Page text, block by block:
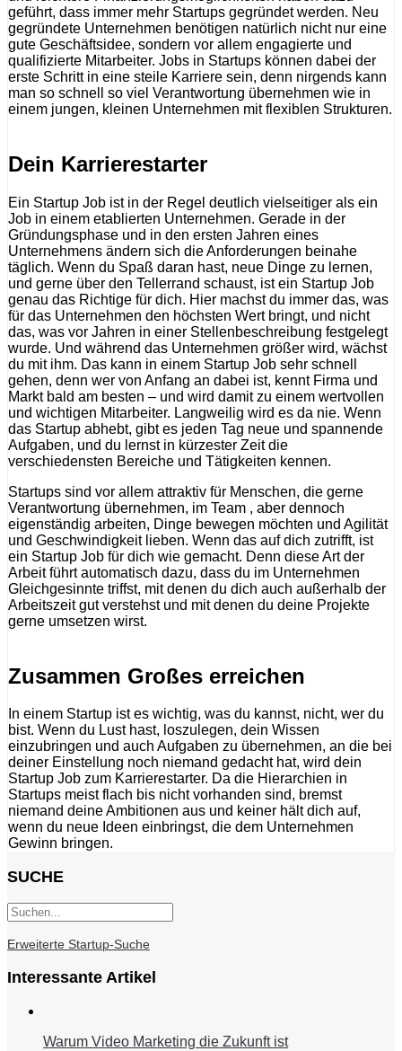
geführt, dass immer mehr Startups gegründet werden. Neu
gegründete Unternehmen benötigen natürlich nicht nur eine
gute Geschäftsidee, sondern vor allem engagierte und
qualifizierte Mitarbeiter. Jobs in Startups können dabei der
erste Schritt in eine steile Karriere sein, denn nirgends kann
man so schnell so viel Verantwortung übernehmen wie in
einem jungen, kleinen Unternehmen mit flexiblen Strukturen.
Dein Karrierestarter
Ein Startup Job ist in der Regel deutlich vielseitiger als ein
Job in einem etablierten Unternehmen. Gerade in der
Gründungsphase und in den ersten Jahren eines
Unternehmens ändern sich die Anforderungen beinahe
täglich. Wenn du Spaß daran hast, neue Dinge zu lernen,
und gerne über den Tellerrand schaust, ist ein Startup Job
genau das Richtige für dich. Hier machst du immer das, was
für das Unternehmen den höchsten Wert bringt, und nicht
das, was vor Jahren in einer Stellenbeschreibung festgelegt
wurde. Und während das Unternehmen größer wird, wächst
du mit ihm. Das kann in einem Startup Job sehr schnell
gehen, denn wer von Anfang an dabei ist, kennt Firma und
Markt bald am besten – und wird damit zu einem wertvollen
und wichtigen Mitarbeiter. Langweilig wird es da nie. Wenn
das Startup abhebt, gibt es jeden Tag neue und spannende
Aufgaben, und du lernst in kürzester Zeit die
verschiedensten Bereiche und Tätigkeiten kennen.
Startups sind vor allem attraktiv für Menschen, die gerne
Verantwortung übernehmen, im Team , aber dennoch
eigenständig arbeiten, Dinge bewegen möchten und Agilität
und Geschwindigkeit lieben. Wenn das auf dich zutrifft, ist
ein Startup Job für dich wie gemacht. Denn diese Art der
Arbeit führt automatisch dazu, dass du im Unternehmen
Gleichgesinnte triffst, mit denen du dich auch außerhalb der
Arbeitszeit gut verstehst und mit denen du deine Projekte
gerne umsetzen wirst.
Zusammen Großes erreichen
In einem Startup ist es wichtig, was du kannst, nicht, wer du
bist. Wenn du Lust hast, loszulegen, dein Wissen
einzubringen und auch Aufgaben zu übernehmen, an die bei
deiner Einstellung noch niemand gedacht hat, wird dein
Startup Job zum Karrierestarter. Da die Hierarchien in
Startups meist flach bis nicht vorhanden sind, bremst
niemand deine Ambitionen aus und keiner hält dich auf,
wenn du neue Ideen einbringst, die dem Unternehmen
Gewinn bringen.
SUCHE
Erweiterte Startup-Suche
Interessante Artikel
Warum Video Marketing die Zukunft ist